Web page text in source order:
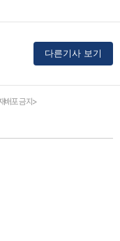
다른기사 보기
배포 금지>